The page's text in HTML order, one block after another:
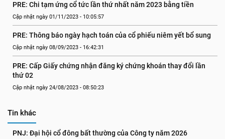
PRE: Chi tạm ứng cổ tức lần thứ nhất năm 2023 bằng tiền
Cập nhật ngày 01/11/2023 - 10:05:57
PRE: Thông báo ngày hạch toán của cổ phiếu niêm yết bổ sung
Cập nhật ngày 08/09/2023 - 16:42:31
PRE: Cấp Giấy chứng nhận đăng ký chứng khoán thay đổi lần
thứ 02
Cập nhật ngày 24/08/2023 - 08:50:23
Tin khác
PNJ: Đại hội cổ đông bất thường của Công ty năm 2026